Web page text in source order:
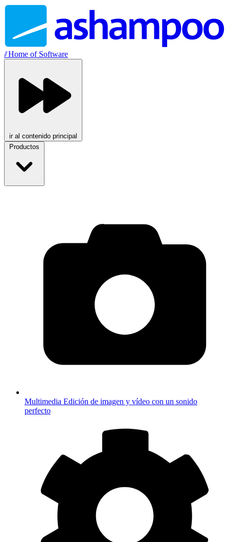
//Home of Software
ir al contenido principal
Productos
Multimedia Edición de imagen y vídeo con un sonido
perfecto